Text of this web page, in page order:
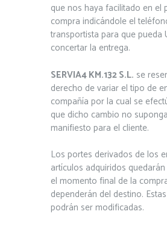
que nos haya facilitado en el
compra indicándole el
transportista para que pueda
concertar la entrega.
SERVIA4 KM.132 S.L. se
derecho de variar el tipo de
compañía por la cual se
que dicho cambio no
manifiesto para el cliente.
Los portes derivados de los
artículos adquiridos
el momento final de la
dependerán del destino.
podrán ser modificadas.